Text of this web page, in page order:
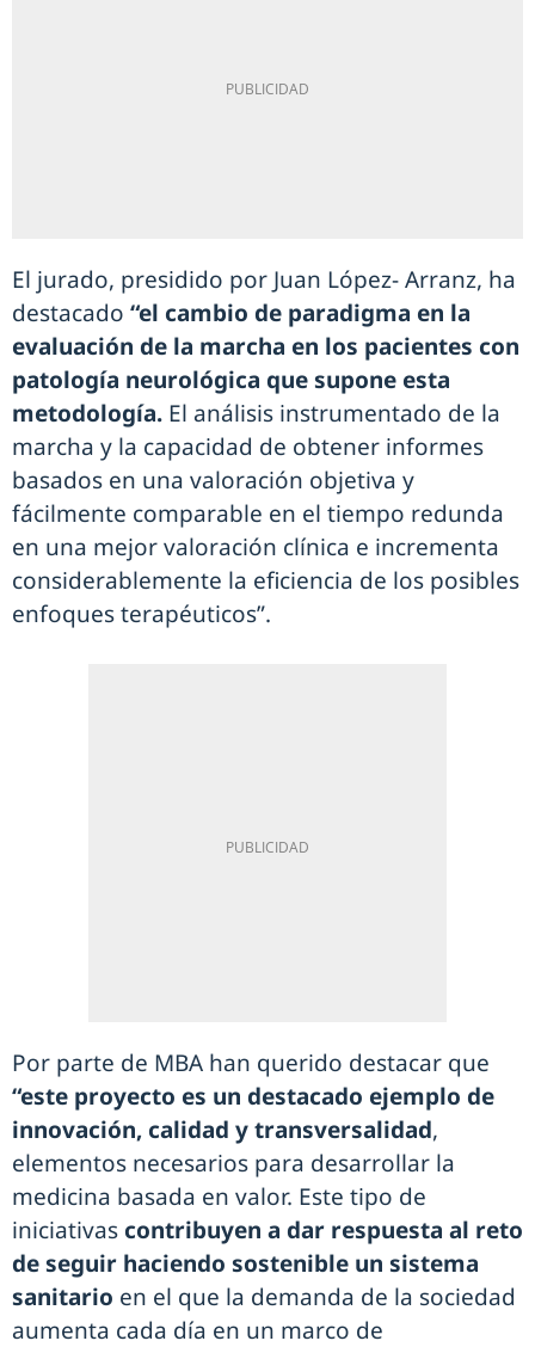
El jurado, presidido por Juan López- Arranz, ha
destacado “el cambio de paradigma en la
evaluación de la marcha en los pacientes con
patología neurológica que supone esta
metodología. El análisis instrumentado de la
marcha y la capacidad de obtener informes
basados en una valoración objetiva y
fácilmente comparable en el tiempo redunda
en una mejor valoración clínica e incrementa
considerablemente la eficiencia de los posibles
enfoques terapéuticos”.
Por parte de MBA han querido destacar que
“este proyecto es un destacado ejemplo de
innovación, calidad y transversalidad,
elementos necesarios para desarrollar la
medicina basada en valor. Este tipo de
iniciativas contribuyen a dar respuesta al reto
de seguir haciendo sostenible un sistema
sanitario en el que la demanda de la sociedad
aumenta cada día en un marco de